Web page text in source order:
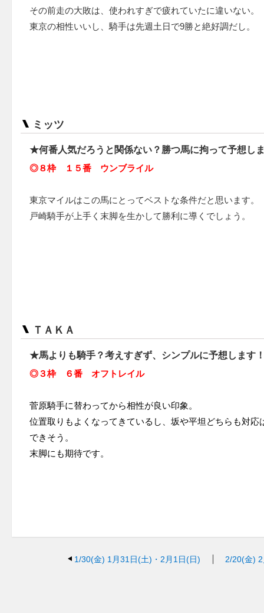
その前走の大敗は、使われすぎで疲れていたに違いない。
東京の相性いいし、騎手は先週土日で9勝と絶好調だし。
ミッツ
★何番人気だろうと関係ない？勝つ馬に拘って予想し
◎８枠 １５番 ウンブライル
東京マイルはこの馬にとってベストな条件だと思います。
戸崎騎手が上手く末脚を生かして勝利に導くでしょう。
ＴＡＫＡ
★馬よりも騎手？考えすぎず、シンプルに予想します
◎３枠 ６番 オフトレイル
菅原騎手に替わってから相性が良い印象。
位置取りもよくなってきているし、坂や平坦どちらも対応
できそう。
末脚にも期待です。
1/30(金) 1月31日(土)・2月1日(日) 2/20(金)